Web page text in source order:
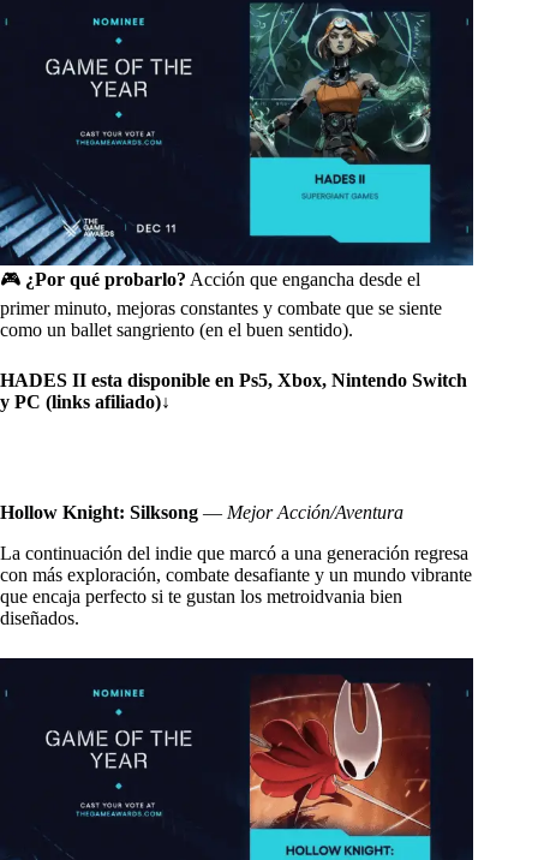
🎮 ¿Por qué probarlo? Acción que engancha desde el
primer minuto, mejoras constantes y combate que se siente
como un ballet sangriento (en el buen sentido).
HADES II esta disponible en Ps5, Xbox, Nintendo Switch
y PC (links afiliado)↓
Hollow Knight: Silksong — Mejor Acción/Aventura
La continuación del indie que marcó a una generación regresa
con más exploración, combate desafiante y un mundo vibrante
que encaja perfecto si te gustan los metroidvania bien
diseñados.